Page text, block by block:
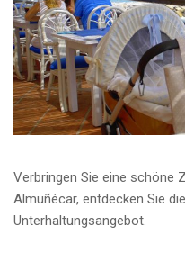
Verbringen Sie eine schöne
Almuñécar, entdecken Sie
Unterhaltungsangebot.